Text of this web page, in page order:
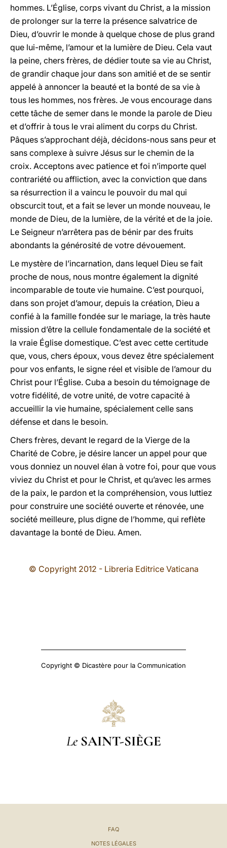
hommes. L’Église, corps vivant du Christ, a la mission
de prolonger sur la terre la présence salvatrice de
Dieu, d’ouvrir le monde à quelque chose de plus grand
que lui-même, l’amour et la lumière de Dieu. Cela vaut
la peine, chers frères, de dédier toute sa vie au Christ,
de grandir chaque jour dans son amitié et de se sentir
appelé à annoncer la beauté et la bonté de sa vie à
tous les hommes, nos frères. Je vous encourage dans
cette tâche de semer dans le monde la parole de Dieu
et d’offrir à tous le vrai aliment du corps du Christ.
Pâques s’approchant déjà, décidons-nous sans peur et
sans complexe à suivre Jésus sur le chemin de la
croix. Acceptons avec patience et foi n’importe quel
contrariété ou affliction, avec la conviction que dans
sa résurrection il a vaincu le pouvoir du mal qui
obscurcit tout, et a fait se lever un monde nouveau, le
monde de Dieu, de la lumière, de la vérité et de la joie.
Le Seigneur n’arrêtera pas de bénir par des fruits
abondants la générosité de votre dévouement.
Le mystère de l’incarnation, dans lequel Dieu se fait
proche de nous, nous montre également la dignité
incomparable de toute vie humaine. C’est pourquoi,
dans son projet d’amour, depuis la création, Dieu a
confié à la famille fondée sur le mariage, la très haute
mission d’être la cellule fondamentale de la société et
la vraie Église domestique. C’est avec cette certitude
que, vous, chers époux, vous devez être spécialement
pour vos enfants, le signe réel et visible de l’amour du
Christ pour l’Église. Cuba a besoin du témoignage de
votre fidélité, de votre unité, de votre capacité à
accueillir la vie humaine, spécialement celle sans
défense et dans le besoin.
Chers frères, devant le regard de la Vierge de la
Charité de Cobre, je désire lancer un appel pour que
vous donniez un nouvel élan à votre foi, pour que vous
viviez du Christ et pour le Christ, et qu’avec les armes
de la paix, le pardon et la compréhension, vous luttiez
pour construire une société ouverte et rénovée, une
société meilleure, plus digne de l’homme, qui reflète
davantage la bonté de Dieu. Amen.
© Copyright 2012 - Libreria Editrice Vaticana
Copyright © Dicastère pour la Communication
Le SAINT-SIÈGE
FAQ
NOTES LÉGALES